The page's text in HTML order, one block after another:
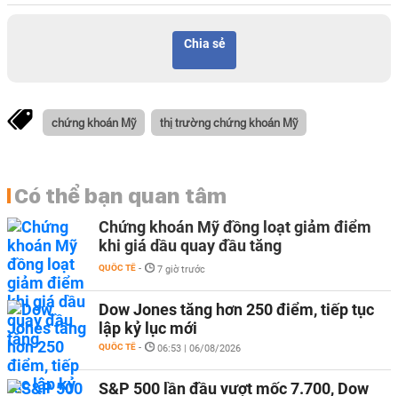
Chia sẻ
chứng khoán Mỹ thị trường chứng khoán Mỹ
Có thể bạn quan tâm
Chứng khoán Mỹ đồng loạt giảm điểm
khi giá dầu quay đầu tăng
QUỐC TẾ - 7 giờ trước
Dow Jones tăng hơn 250 điểm, tiếp tục
lập kỷ lục mới
QUỐC TẾ - 06:53 | 06/08/2026
S&P 500 lần đầu vượt mốc 7.700, Dow